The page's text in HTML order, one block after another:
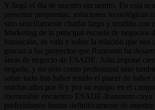
Y llegó el día de nuestro encuentro. En esta
presentar propuestas, soluciones tecnológicas
sino sencillamente charlar largo y tendido con
Marketing de la principal escuela de negocios
formación, su vida y sobre la relación que nos
gracias a los proyectos que Runroom ha
áreas de negocio de ESADE. Julio impone
negarlo, y no sólo como profesional sino
sobre todo tras haber tenido el placer de haber
machacados por él y por su equipo en el
memorable encuentro ESADE-Runroom cuyo
preferiríamos borrar definitivamente de